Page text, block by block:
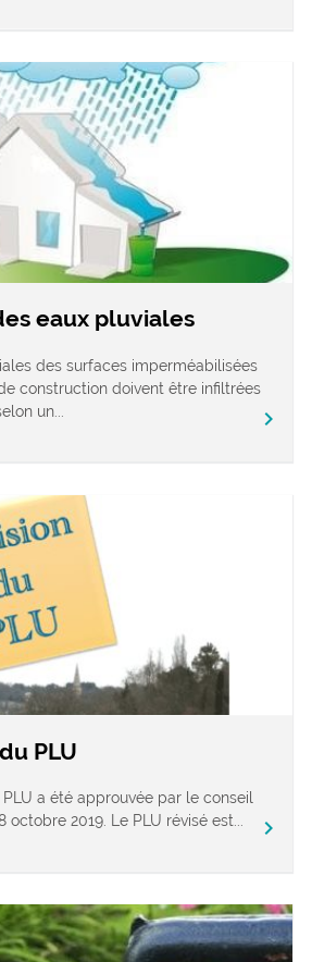
eaux pluviales
des surfaces imperméabilisées
construction doivent être infiltrées
un...
chevron_right
PLU
PLU a été approuvée par le conseil
octobre 2019. Le PLU révisé est...
chevron_right